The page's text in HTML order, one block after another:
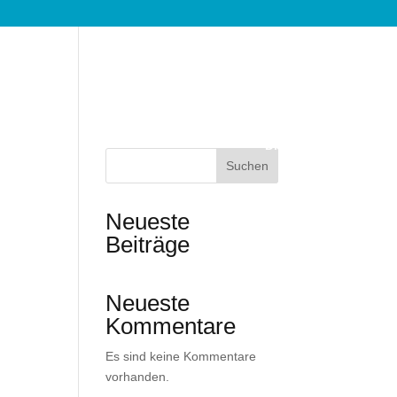
Dienstleistungen
Suchen
Neueste
Beiträge
Neueste
Kommentare
Es sind keine Kommentare
vorhanden.